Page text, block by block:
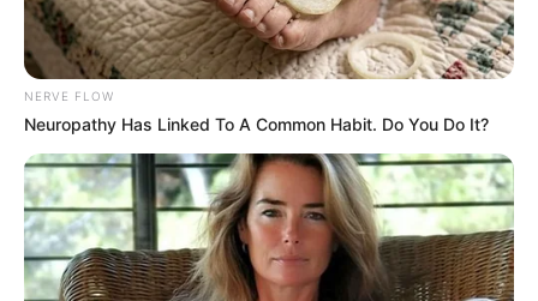
22:04 / 06 Avqust 2026 CƏMİYYƏT
Paytaxtın bu ərazilərindəqaz olmayacaq
57 0 0
NERVE FLOW
Neuropathy Has Linked To A Common Habit. Do You Do It?